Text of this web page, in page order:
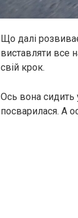
Що далі
виставляти все
свій крок.
Ось вона сидить
посварилася. А